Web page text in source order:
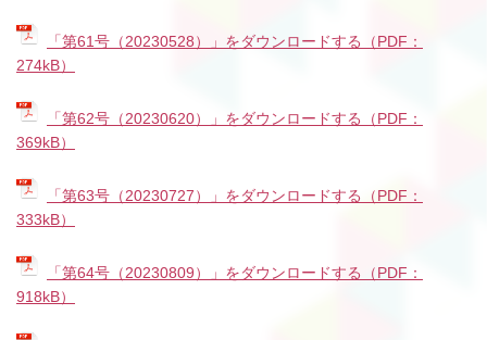
「第61号（20230528）」をダウンロードする（PDF：
274kB）
「第62号（20230620）」をダウンロードする（PDF：
369kB）
「第63号（20230727）」をダウンロードする（PDF：
333kB）
「第64号（20230809）」をダウンロードする（PDF：
918kB）